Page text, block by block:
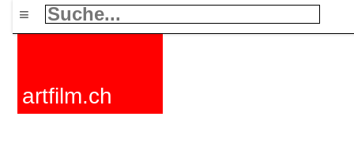
≡
artfilm.ch